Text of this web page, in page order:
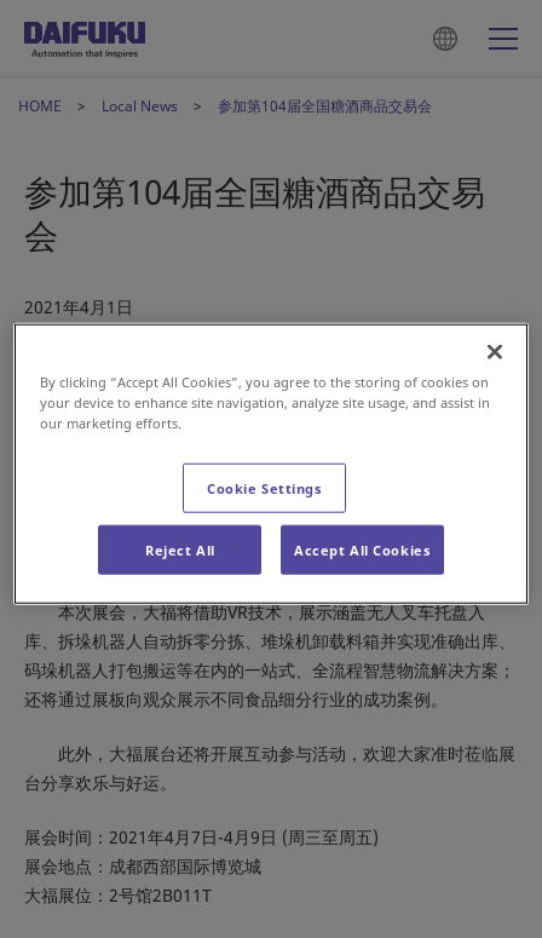
HOME Local News 参加第104届全国糖酒商品交易会
参加第104届全国糖酒商品交易
会
2021年4月1日
在成都西部国际博览城正式拉开序幕。展览总面积21.5万平方米，
4000家展商参展。株式会社大福旗下分公司——大福（中国）物
流设备有限公司将亮相本次展会食品机械专区（展位号：2号馆
2B011T），主打全自动化物流解决方案在食品领域的应用。
本次展会，大福将借助VR技术，展示涵盖无人叉车托盘入
库、拆垛机器人自动拆零分拣、堆垛机卸载料箱并实现准确出库、
码垛机器人打包搬运等在内的一站式、全流程智慧物流解决方案；
还将通过展板向观众展示不同食品细分行业的成功案例。
此外，大福展台还将开展互动参与活动，欢迎大家准时莅临展
台分享欢乐与好运。
展会时间：2021年4月7日-4月9日 (周三至周五)
展会地点：成都西部国际博览城
大福展位：2号馆2B011T
By clicking “Accept All Cookies”, you agree to the storing of cookies on
your device to enhance site navigation, analyze site usage, and assist in
our marketing efforts.
Cookie Settings
Reject All Accept All Cookies